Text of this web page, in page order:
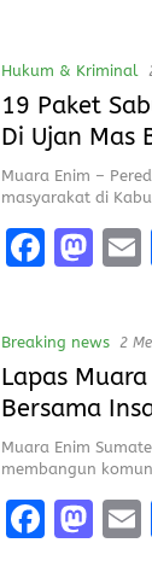
b
o
o
k
st
o
d
o
n
Hukum & Kriminal
19 Paket
Di Ujan Mas
Muara Enim –
masyarakat di
F
ce
b
o
o
k
M
o
d
o
n
Breaking news 2
Lapas
Bersama
Muara Enim
membangun
F
M